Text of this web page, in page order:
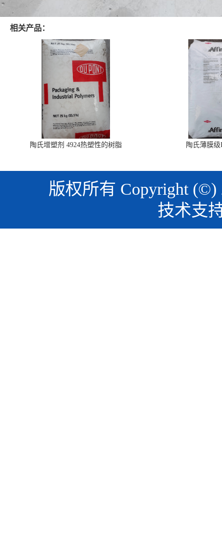
相关产品：
陶氏增塑剂 4924热塑性的树脂 陶氏薄膜级
版权所有 Copyright
技术支